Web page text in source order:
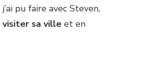
pu faire avec Steven,
visiter sa ville et en